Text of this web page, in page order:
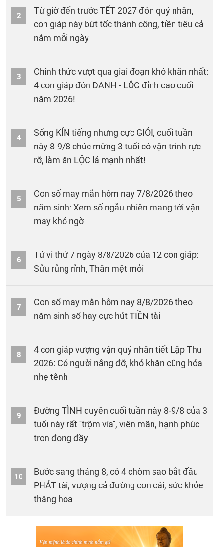
2
Từ giờ đến trước TẾT 2027 đón quý nhân,
con giáp này bứt tốc thành công, tiền tiêu cả
nắm mỗi ngày
3
Chính thức vượt qua giai đoạn khó khăn nhất:
4 con giáp đón DANH - LỘC đỉnh cao cuối
năm 2026!
4
Sống KÍN tiếng nhưng cực GIỎI, cuối tuần
này 8-9/8 chúc mừng 3 tuổi có vận trình rực
rỡ, làm ăn LỘC lá mạnh nhất!
5
Con số may mắn hôm nay 7/8/2026 theo
năm sinh: Xem số ngẫu nhiên mang tới vận
may khó ngờ
6
Tử vi thứ 7 ngày 8/8/2026 của 12 con giáp:
Sửu rủng rỉnh, Thân mệt mỏi
7
Con số may mắn hôm nay 8/8/2026 theo
năm sinh số hay cực hút TIỀN tài
8
4 con giáp vượng vận quý nhân tiết Lập Thu
2026: Có người nâng đỡ, khó khăn cũng hóa
nhẹ tênh
9
Đường TÌNH duyên cuối tuần này 8-9/8 của 3
tuổi này rất ''trộm vía'', viên mãn, hạnh phúc
trọn đong đầy
10
Bước sang tháng 8, có 4 chòm sao bắt đầu
PHÁT tài, vượng cả đường con cái, sức khỏe
thăng hoa